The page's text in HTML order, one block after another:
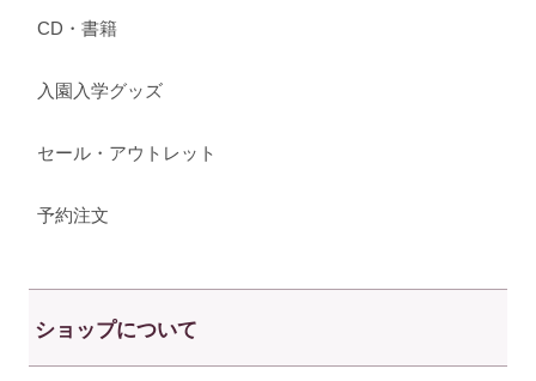
CD・書籍
入園入学グッズ
セール・アウトレット
予約注文
ショップについて